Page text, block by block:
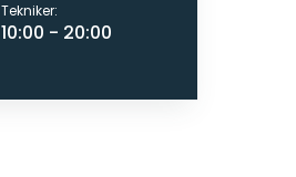
Tekniker:
10:00 - 20:00